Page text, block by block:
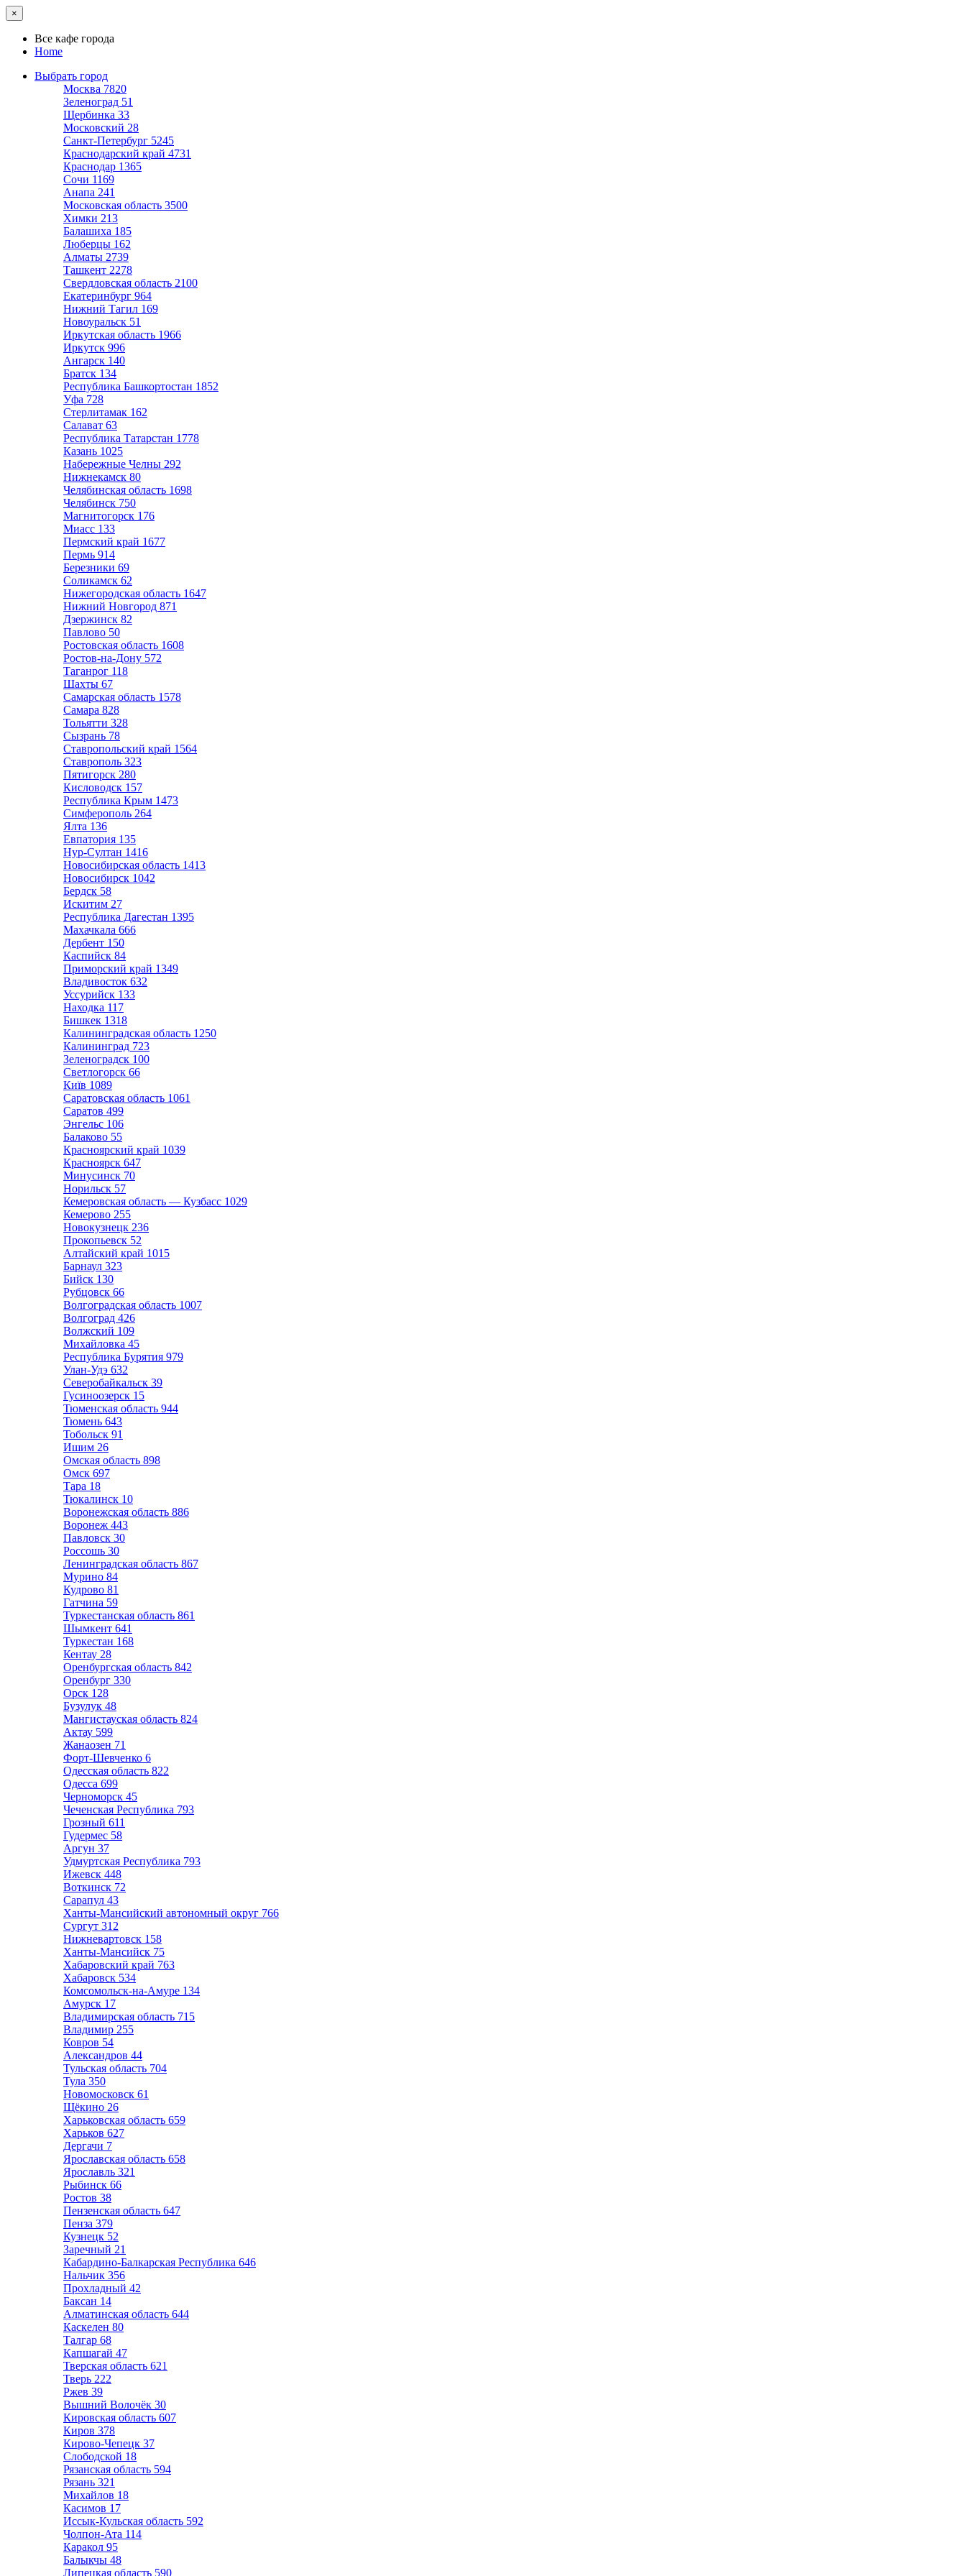
×
Все кафе города
Home
Выбрать город
Москва 7820
Зеленоград 51
Щербинка 33
Московский 28
Санкт-Петербург 5245
Краснодарский край 4731
Краснодар 1365
Сочи 1169
Анапа 241
Московская область 3500
Химки 213
Балашиха 185
Люберцы 162
Алматы 2739
Ташкент 2278
Свердловская область 2100
Екатеринбург 964
Нижний Тагил 169
Новоуральск 51
Иркутская область 1966
Иркутск 996
Ангарск 140
Братск 134
Республика Башкортостан 1852
Уфа 728
Стерлитамак 162
Салават 63
Республика Татарстан 1778
Казань 1025
Набережные Челны 292
Нижнекамск 80
Челябинская область 1698
Челябинск 750
Магнитогорск 176
Миасс 133
Пермский край 1677
Пермь 914
Березники 69
Соликамск 62
Нижегородская область 1647
Нижний Новгород 871
Дзержинск 82
Павлово 50
Ростовская область 1608
Ростов-на-Дону 572
Таганрог 118
Шахты 67
Самарская область 1578
Самара 828
Тольятти 328
Сызрань 78
Ставропольский край 1564
Ставрополь 323
Пятигорск 280
Кисловодск 157
Республика Крым 1473
Симферополь 264
Ялта 136
Евпатория 135
Нур-Султан 1416
Новосибирская область 1413
Новосибирск 1042
Бердск 58
Искитим 27
Республика Дагестан 1395
Махачкала 666
Дербент 150
Каспийск 84
Приморский край 1349
Владивосток 632
Уссурийск 133
Находка 117
Бишкек 1318
Калининградская область 1250
Калининград 723
Зеленоградск 100
Светлогорск 66
Київ 1089
Саратовская область 1061
Саратов 499
Энгельс 106
Балаково 55
Красноярский край 1039
Красноярск 647
Минусинск 70
Норильск 57
Кемеровская область — Кузбасс 1029
Кемерово 255
Новокузнецк 236
Прокопьевск 52
Алтайский край 1015
Барнаул 323
Бийск 130
Рубцовск 66
Волгоградская область 1007
Волгоград 426
Волжский 109
Михайловка 45
Республика Бурятия 979
Улан-Удэ 632
Северобайкальск 39
Гусиноозерск 15
Тюменская область 944
Тюмень 643
Тобольск 91
Ишим 26
Омская область 898
Омск 697
Тара 18
Тюкалинск 10
Воронежская область 886
Воронеж 443
Павловск 30
Россошь 30
Ленинградская область 867
Мурино 84
Кудрово 81
Гатчина 59
Туркестанская область 861
Шымкент 641
Туркестан 168
Кентау 28
Оренбургская область 842
Оренбург 330
Орск 128
Бузулук 48
Мангистауская область 824
Актау 599
Жанаозен 71
Форт-Шевченко 6
Одесская область 822
Одесса 699
Черноморск 45
Чеченская Республика 793
Грозный 611
Гудермес 58
Аргун 37
Удмуртская Республика 793
Ижевск 448
Воткинск 72
Сарапул 43
Ханты-Мансийский автономный округ 766
Сургут 312
Нижневартовск 158
Ханты-Мансийск 75
Хабаровский край 763
Хабаровск 534
Комсомольск-на-Амуре 134
Амурск 17
Владимирская область 715
Владимир 255
Ковров 54
Александров 44
Тульская область 704
Тула 350
Новомосковск 61
Щёкино 26
Харьковская область 659
Харьков 627
Дергачи 7
Ярославская область 658
Ярославль 321
Рыбинск 66
Ростов 38
Пензенская область 647
Пенза 379
Кузнецк 52
Заречный 21
Кабардино-Балкарская Республика 646
Нальчик 356
Прохладный 42
Баксан 14
Алматинская область 644
Каскелен 80
Талгар 68
Капшагай 47
Тверская область 621
Тверь 222
Ржев 39
Вышний Волочёк 30
Кировская область 607
Киров 378
Кирово-Чепецк 37
Слободской 18
Рязанская область 594
Рязань 321
Михайлов 18
Касимов 17
Иссык-Кульская область 592
Чолпон-Ата 114
Каракол 95
Балыкчы 48
Липецкая область 590